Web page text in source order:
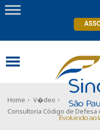
Home
V�deo
Consultoria Código de